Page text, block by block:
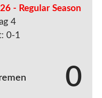
- Regular Season
4
0-1
0